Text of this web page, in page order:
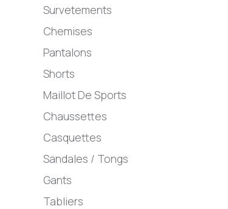
Survetements
Chemises
Pantalons
Shorts
Maillot De Sports
Chaussettes
Casquettes
Sandales / Tongs
Gants
Tabliers